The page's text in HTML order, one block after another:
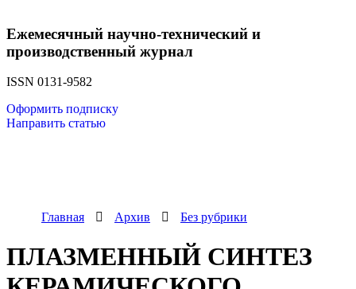
Ежемесячный научно-технический и
производственный журнал
ISSN 0131-9582
Оформить подписку
Направить статью
Главная Архив Без рубрики
ПЛАЗМЕННЫЙ СИНТЕЗ